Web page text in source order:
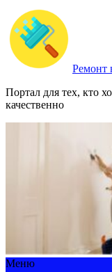
Ремонт
Портал для тех, кто
качественно
Меню